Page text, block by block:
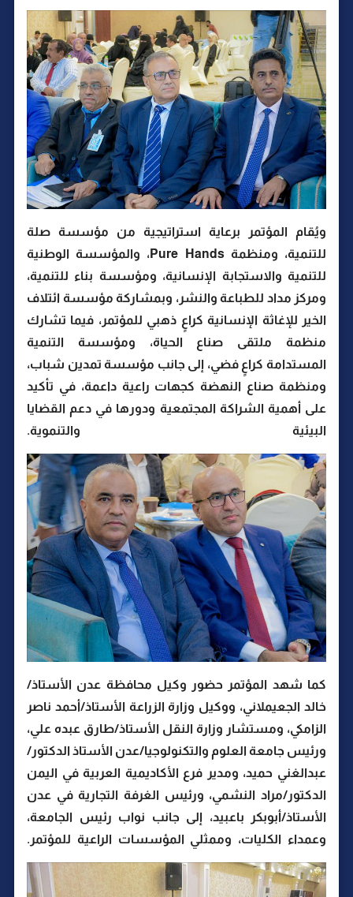
ويُقام المؤتمر برعاية استراتيجية من مؤسسة صلة
للتنمية، ومنظمة Pure Hands، والمؤسسة الوطنية
للتنمية والاستجابة الإنسانية، ومؤسسة بناء للتنمية،
ومركز مداد للطباعة والنشر، وبمشاركة مؤسسة ائتلاف
الخير للإغاثة الإنسانية كراعٍ ذهبي للمؤتمر، فيما تشارك
منظمة ملتقى صناع الحياة، ومؤسسة التنمية
المستدامة كراعٍ فضي، إلى جانب مؤسسة تمدين شباب،
ومنظمة صناع النهضة كجهات راعية داعمة، في تأكيد
على أهمية الشراكة المجتمعية ودورها في دعم القضايا
البيئية والتنموية.
كما شهد المؤتمر حضور وكيل محافظة عدن الأستاذ/
خالد الجعيملاني، ووكيل وزارة الزراعة الأستاذ/أحمد ناصر
الزامكي، ومستشار وزارة النقل الأستاذ/طارق عبده علي،
ورئيس جامعة العلوم والتكنولوجيا/عدن الأستاذ الدكتور/
عبدالغني حميد، ومدير فرع الأكاديمية العربية في اليمن
الدكتور/مراد النشمي، ورئيس الغرفة التجارية في عدن
الأستاذ/أبوبكر باعبيد، إلى جانب نواب رئيس الجامعة،
وعمداء الكليات، وممثلي المؤسسات الراعية للمؤتمر.